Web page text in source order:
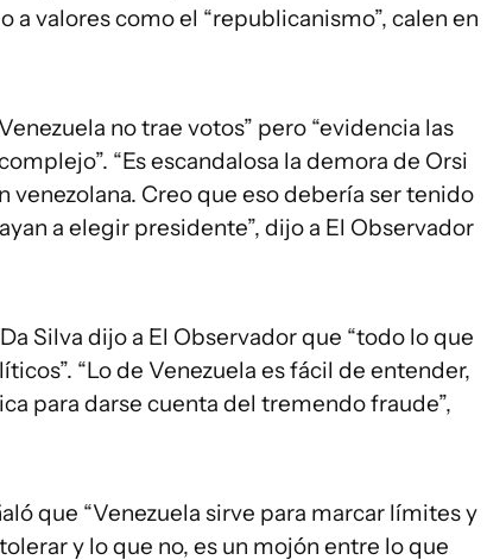
a valores como el “republicanismo”, calen en
no trae votos” pero “evidencia las
“Es escandalosa la demora de Orsi
Creo que eso debería ser tenido
a elegir presidente”, dijo a El Observador
Silva dijo a El Observador que “todo lo que
“Lo de Venezuela es fácil de entender,
para darse cuenta del tremendo fraude”,
que “Venezuela sirve para marcar límites y
y lo que no, es un mojón entre lo que